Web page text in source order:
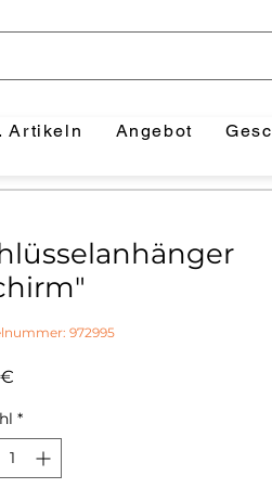
Artikeln Angebot
972995
*